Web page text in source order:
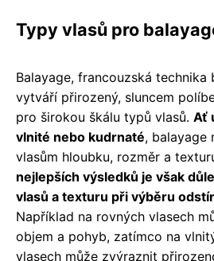
Typy vlasů pro
Balayage, francouzská technika
vytváří přirozený, sluncem
pro širokou škálu typů vlasů. Ať
vlnité nebo kudrnaté, balayage
vlasům hloubku, rozměr a
nejlepších výsledků je však
vlasů a texturu při výběru
Například na rovných vlasech
objem a pohyb, zatímco na
vlasech může zvýraznit